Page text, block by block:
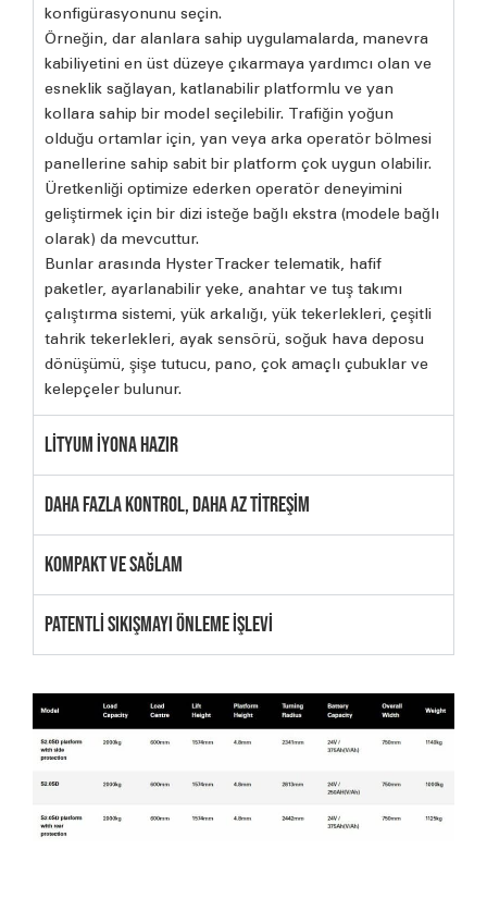
konfigürasyonunu seçin.
Örneğin, dar alanlara sahip uygulamalarda, manevra
kabiliyetini en üst düzeye çıkarmaya yardımcı olan ve
esneklik sağlayan, katlanabilir platformlu ve yan
kollara sahip bir model seçilebilir. Trafiğin yoğun
olduğu ortamlar için, yan veya arka operatör bölmesi
panellerine sahip sabit bir platform çok uygun olabilir.
Üretkenliği optimize ederken operatör deneyimini
geliştirmek için bir dizi isteğe bağlı ekstra (modele bağlı
olarak) da mevcuttur.
Bunlar arasında Hyster Tracker telematik, hafif
paketler, ayarlanabilir yeke, anahtar ve tuş takımı
çalıştırma sistemi, yük arkalığı, yük tekerlekleri, çeşitli
tahrik tekerlekleri, ayak sensörü, soğuk hava deposu
dönüşümü, şişe tutucu, pano, çok amaçlı çubuklar ve
kelepçeler bulunur.
LİTYUM İYONA HAZIR
DAHA FAZLA KONTROL, DAHA AZ TİTREŞİM
KOMPAKT VE SAĞLAM
PATENTLİ SIKIŞMAYI ÖNLEME İŞLEVİ